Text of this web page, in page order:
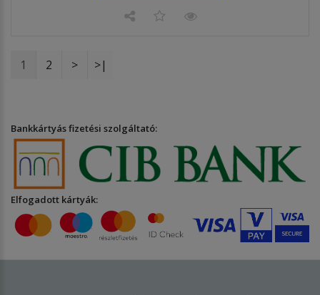
1 2 > >|
Bankkártyás fizetési szolgáltató:
Elfogadott kártyák: